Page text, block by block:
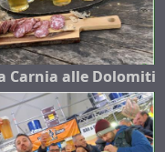
Carnia alle Dolomiti